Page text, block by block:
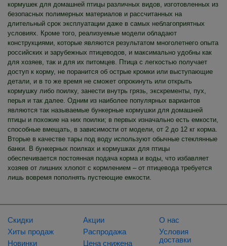
кормушек для домашней птицы различных видов, изготовленных из
безопасных полимерных материалов и рассчитанных на
длительный срок эксплуатации даже в самых неблагоприятных
условиях. Кроме того, реализуемые модели обладают
конструкциями, которые являются результатом многолетнего опыта
российских и зарубежных птицеводов, и максимально удобны как
для хозяев, так и для их питомцев. Птица с легкостью получает
доступ к корму, не поранится об острые кромки или выступающие
детали, и в то же время не сможет опрокинуть или открыть
кормушку либо поилку, занести внутрь грязь, экскременты, пух,
перья и так далее. Одним из наиболее популярных вариантов
являются так называемые бункерные кормушки для домашней
птицы и похожие на них поилки; в первых изначально есть емкости,
способные вмещать, в зависимости от модели, от 2 до 12 кг корма.
Вторые в качестве тары под воду используют обычные стеклянные
банки. В бункерных поилках и кормушках для птицы
обеспечивается постоянная подача корма и воды, что избавляет
хозяев от лишних хлопот с кормлением – от птицевода требуется
лишь вовремя пополнять пустеющие емкости.
Скидки
Хиты продаж
Новинки
Акции
Распродажа
Цена снижена
О нас
Условия
доставки